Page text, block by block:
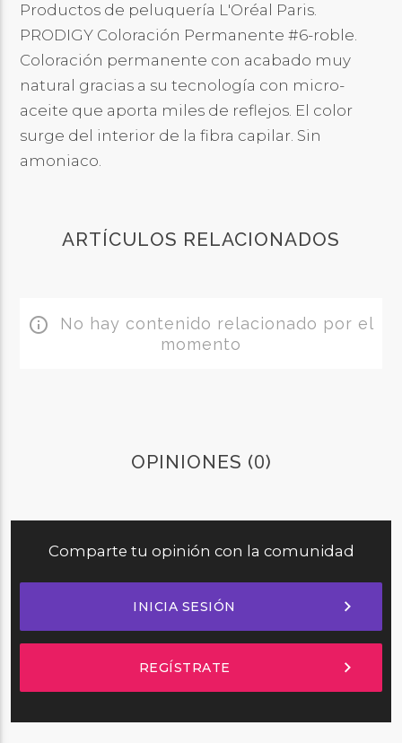
Productos de peluquería L'Oréal Paris.
PRODIGY Coloración Permanente #6-roble.
Coloración permanente con acabado muy
natural gracias a su tecnología con micro-
aceite que aporta miles de reflejos. El color
surge del interior de la fibra capilar. Sin
amoniaco.
ARTÍCULOS RELACIONADOS
info_outline No hay contenido relacionado por el
momento
OPINIONES (0)
Comparte tu opinión con la comunidad
INICIA SESIÓN chevron_right
REGÍSTRATE chevron_right